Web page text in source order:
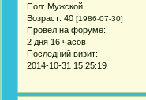
Пол: Мужской
Возраст: 40 [1986-07-30]
Провел на форуме:
2 дня 16 часов
Последний визит:
2014-10-31 15:25:19